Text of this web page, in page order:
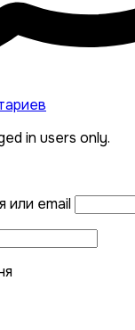
in users only.
или email